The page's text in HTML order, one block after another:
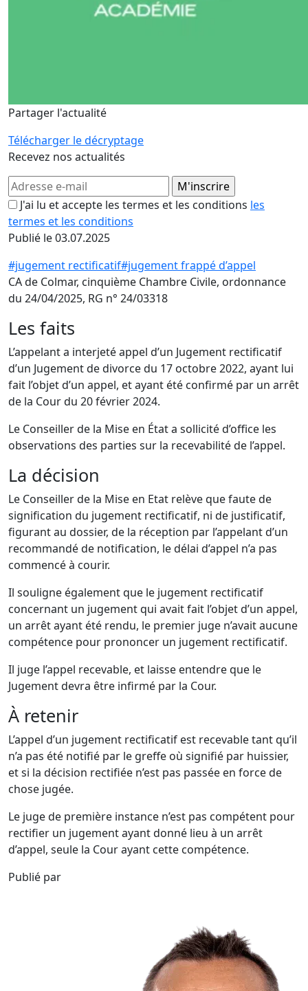
Publié le 03.07.2025
#jugement rectificatif#jugement frappé d’appel
CA de Colmar, cinquième Chambre Civile, ordonnance
du 24/04/2025, RG n° 24/03318
Les faits
L’appelant a interjeté appel d’un Jugement rectificatif
d’un Jugement de divorce du 17 octobre 2022, ayant lui
fait l’objet d’un appel, et ayant été confirmé par un arrêt
de la Cour du 20 février 2024.
Le Conseiller de la Mise en État a sollicité d’office les
observations des parties sur la recevabilité de l’appel.
La décision
Le Conseiller de la Mise en Etat relève que faute de
signification du jugement rectificatif, ni de justificatif,
figurant au dossier, de la réception par l’appelant d’un
recommandé de notification, le délai d’appel n’a pas
commencé à courir.
Il souligne également que le jugement rectificatif
concernant un jugement qui avait fait l’objet d’un appel,
un arrêt ayant été rendu, le premier juge n’avait aucune
compétence pour prononcer un jugement rectificatif.
Il juge l’appel recevable, et laisse entendre que le
Jugement devra être infirmé par la Cour.
À retenir
L’appel d’un jugement rectificatif est recevable tant qu’il
n’a pas été notifié par le greffe où signifié par huissier,
et si la décision rectifiée n’est pas passée en force de
chose jugée.
Le juge de première instance n’est pas compétent pour
rectifier un jugement ayant donné lieu à un arrêt
d’appel, seule la Cour ayant cette compétence.
Publié par
Partager l'actualité
Télécharger le décryptage
Recevez nos actualités
J'ai lu et accepte les termes et les conditions les
termes et les conditions